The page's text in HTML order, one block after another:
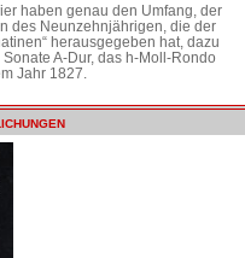
haben genau den Umfang, der
des Neunzehnjährigen, die der
herausgegeben hat, dazu
A-Dur, das h-Moll-Rondo
Jahr 1827.